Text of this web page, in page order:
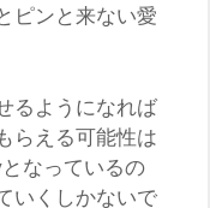
ピンと来ない愛
るようになれば
らえる可能性は
なっているの
いくしかないで